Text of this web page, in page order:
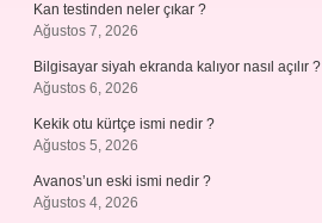
Kan testinden neler çıkar ?
Ağustos 7, 2026
Bilgisayar siyah ekranda kalıyor nasıl açılır ?
Ağustos 6, 2026
Kekik otu kürtçe ismi nedir ?
Ağustos 5, 2026
Avanos’un eski ismi nedir ?
Ağustos 4, 2026